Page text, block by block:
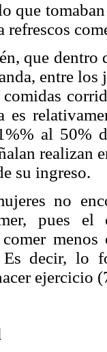
que
refrescos
que
entre los
es
al 50%
realizan
su ingreso.
no
pues el
decir, lo
ejercicio